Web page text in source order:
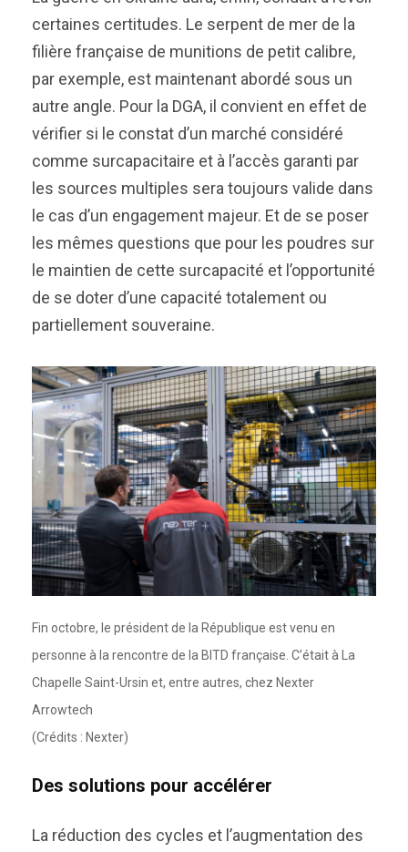
certaines certitudes. Le serpent de mer de la
filière française de munitions de petit calibre,
par exemple, est maintenant abordé sous un
autre angle. Pour la DGA, il convient en effet de
vérifier si le constat d’un marché considéré
comme surcapacitaire et à l’accès garanti par
les sources multiples sera toujours valide dans
le cas d’un engagement majeur. Et de se poser
les mêmes questions que pour les poudres sur
le maintien de cette surcapacité et l’opportunité
de se doter d’une capacité totalement ou
partiellement souveraine.
Fin octobre, le président de la République est venu en
personne à la rencontre de la BITD française. C’était à La
Chapelle Saint-Ursin et, entre autres, chez Nexter
Arrowtech
(Crédits : Nexter)
Des solutions pour accélérer
La réduction des cycles et l’augmentation des